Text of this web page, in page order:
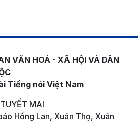
VĂN HOÁ - XÃ HỘI VÀ DÂN
Tiếng nói Việt Nam
MAI
Hồng Lan, Xuân Thọ, Xuân